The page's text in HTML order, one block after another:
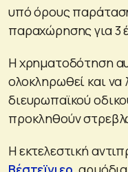
υπό όρους
παραχώρησης για 3
Η χρηματοδότηση
ολοκληρωθεί και να
διευρωπαϊκού
προκληθούν
Η εκτελεστική